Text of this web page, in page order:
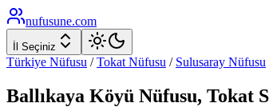
nufusune.com
İl Seçiniz
Türkiye Nüfusu / Tokat Nüfusu / Sulusaray Nüfusu
Ballıkaya Köyü Nüfusu, Tokat